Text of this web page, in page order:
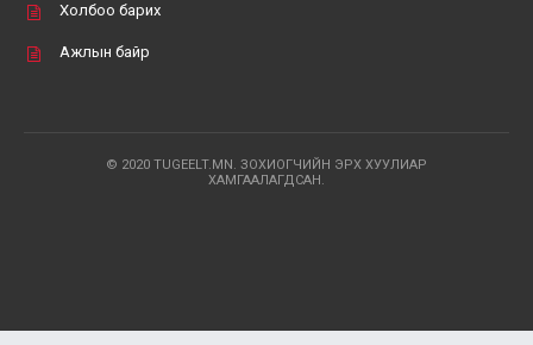
Холбоо барих
Ажлын байр
© 2020 TUGEELT.MN. ЗОХИОГЧИЙН ЭРХ ХУУЛИАР
ХАМГААЛАГДСАН.